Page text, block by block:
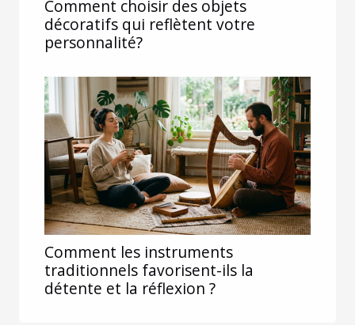
Comment choisir des objets
décoratifs qui reflètent votre
personnalité?
Comment les instruments
traditionnels favorisent-ils la
détente et la réflexion ?